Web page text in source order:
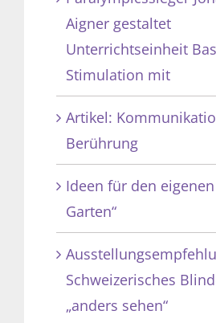
Aigner gestaltet
Unterrichtseinheit
Stimulation mit
Artikel:
Berührung
Ideen für den
Garten“
Schweizerisches
„anders sehen“